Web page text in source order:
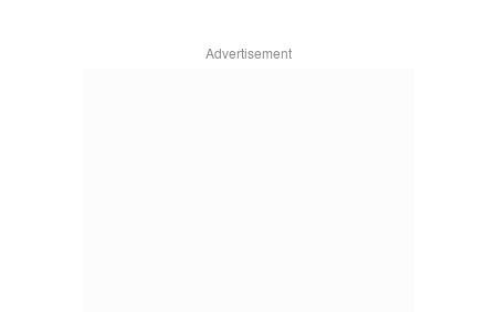
Advertisement